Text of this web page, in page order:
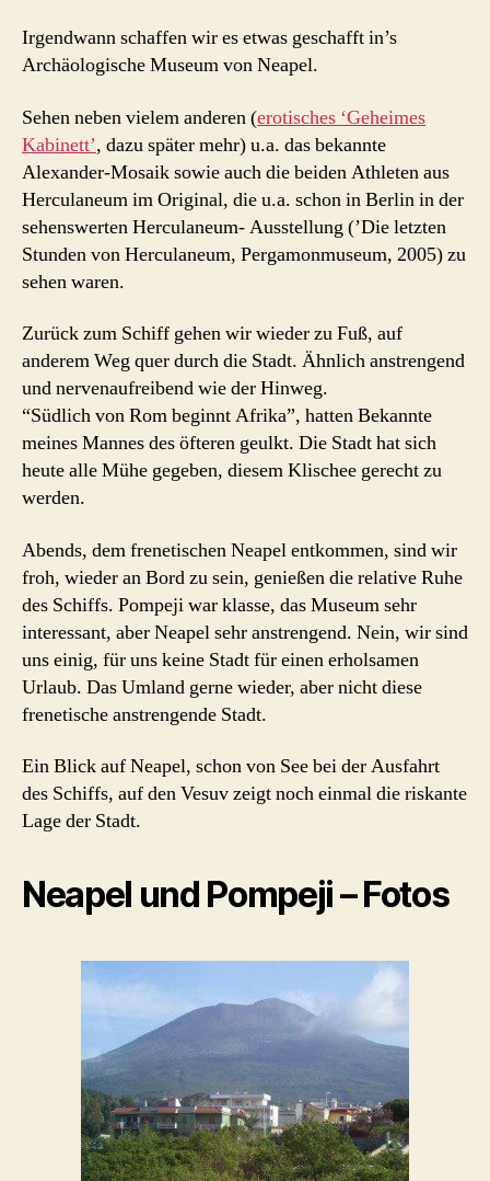
Irgendwann schaffen wir es etwas geschafft in’s
Archäologische Museum von Neapel.
Sehen neben vielem anderen (erotisches ‘Geheimes
Kabinett’, dazu später mehr) u.a. das bekannte
Alexander-Mosaik sowie auch die beiden Athleten aus
Herculaneum im Original, die u.a. schon in Berlin in der
sehenswerten Herculaneum- Ausstellung (’Die letzten
Stunden von Herculaneum, Pergamonmuseum, 2005) zu
sehen waren.
Zurück zum Schiff gehen wir wieder zu Fuß, auf
anderem Weg quer durch die Stadt. Ähnlich anstrengend
und nervenaufreibend wie der Hinweg.
“Südlich von Rom beginnt Afrika”, hatten Bekannte
meines Mannes des öfteren geulkt. Die Stadt hat sich
heute alle Mühe gegeben, diesem Klischee gerecht zu
werden.
Abends, dem frenetischen Neapel entkommen, sind wir
froh, wieder an Bord zu sein, genießen die relative Ruhe
des Schiffs. Pompeji war klasse, das Museum sehr
interessant, aber Neapel sehr anstrengend. Nein, wir sind
uns einig, für uns keine Stadt für einen erholsamen
Urlaub. Das Umland gerne wieder, aber nicht diese
frenetische anstrengende Stadt.
Ein Blick auf Neapel, schon von See bei der Ausfahrt
des Schiffs, auf den Vesuv zeigt noch einmal die riskante
Lage der Stadt.
Neapel und Pompeji – Fotos